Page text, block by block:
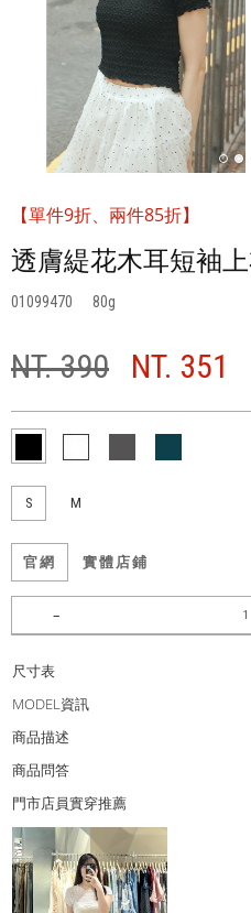
【單件9折、兩件85折】
透膚緹花木耳短袖
01099470 80
NT. 390 NT. 351
S M
官網 實體店鋪
尺寸表
MODEL資訊
商品描述
商品問答
門市店員實穿推薦